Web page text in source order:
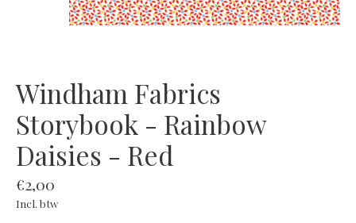
Windham Fabrics
Storybook - Rainbow
Daisies - Red
€2,00
Incl. btw